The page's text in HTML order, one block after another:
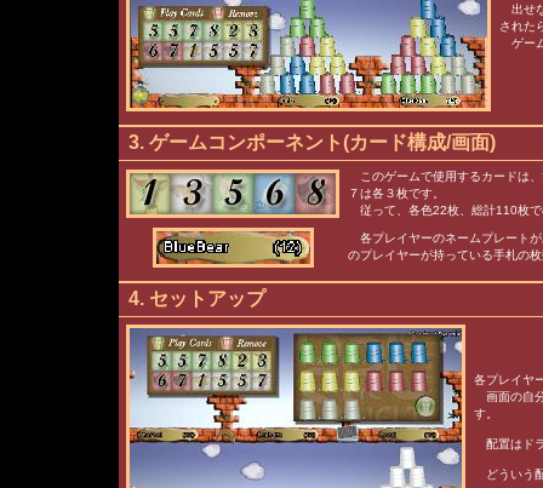
出せ
された
ゲー
3. ゲームコンポーネント(カード構成/画面)
このゲームで使用するカードは
７は各３枚です。
従って、各色22枚、総計110枚で
各プレイヤーのネームプレート
のプレイヤーが持っている手札の
4. セットアップ
各プレイヤ
画面の自
す。
配置はド
どういう